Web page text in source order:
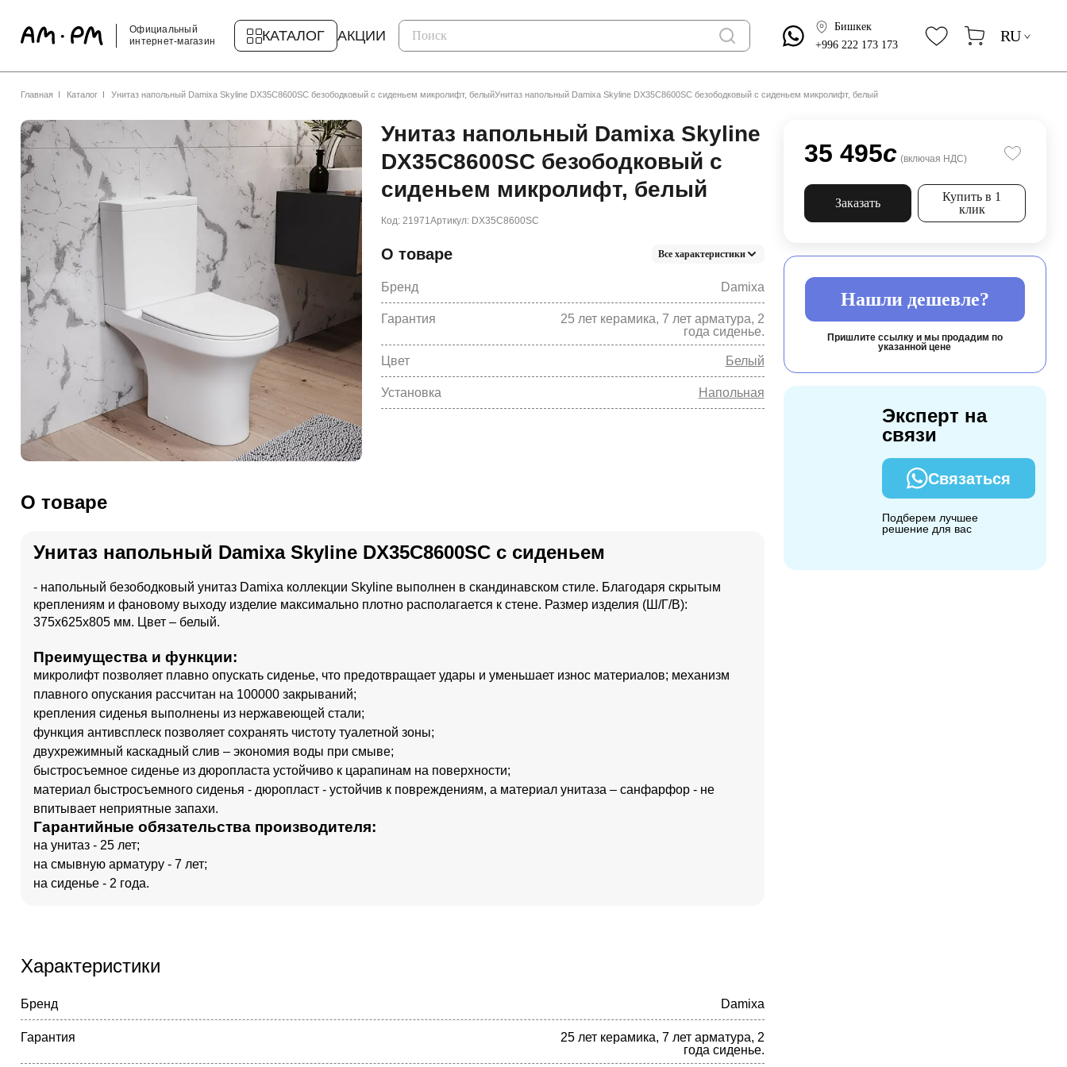
Официальный
интернет-магазин
КАТАЛОГ АКЦИИ
Бишкек
+996 222 173 173
RU
Главная Каталог Унитаз напольный Damixa Skyline DX35C8600SC безободковый с сиденьем микролифт, белыйУнитаз напольный Damixa Skyline DX35C8600SC безободковый с сиденьем микролифт, белый
Унитаз напольный Damixa Skyline
DX35C8600SC безободковый с
сиденьем микролифт, белый
Код: 21971Артикул: DX35C8600SC
О товаре Все характеристики
Бренд Damixa
Гарантия
25 лет керамика, 7 лет арматура, 2
года сиденье.
Цвет Белый
Установка Напольная
35 495c (включая НДС)
Заказать
Купить в 1
клик
Нашли дешевле?
Пришлите ссылку и мы продадим по
указанной цене
Эксперт на
связи
Связаться
Подберем лучшее
решение для вас
О товаре
Унитаз напольный Damixa Skyline DX35C8600SC с сиденьем
- напольный безободковый унитаз Damixa коллекции Skyline выполнен в скандинавском стиле. Благодаря скрытым
креплениям и фановому выходу изделие максимально плотно располагается к стене. Размер изделия (Ш/Г/В):
375x625x805 мм. Цвет – белый.
Преимущества и функции:
микролифт позволяет плавно опускать сиденье, что предотвращает удары и уменьшает износ материалов; механизм
плавного опускания рассчитан на 100000 закрываний;
крепления сиденья выполнены из нержавеющей стали;
функция антивсплеск позволяет сохранять чистоту туалетной зоны;
двухрежимный каскадный слив – экономия воды при смыве;
быстросъемное сиденье из дюропласта устойчиво к царапинам на поверхности;
материал быстросъемного сиденья - дюропласт - устойчив к повреждениям, а материал унитаза – санфарфор - не
впитывает неприятные запахи.
Гарантийные обязательства производителя:
на унитаз - 25 лет;
на смывную арматуру - 7 лет;
на сиденье - 2 года.
Характеристики
Бренд Damixa
Гарантия
25 лет керамика, 7 лет арматура, 2
года сиденье.